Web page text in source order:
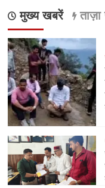
मुख्य खबरें ताज़ा